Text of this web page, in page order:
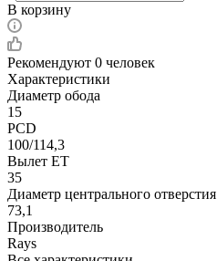
В корзину
Рекомендуют 0 человек
Характеристики
Диаметр обода
15
PCD
100/114,3
Вылет ET
35
Диаметр центрального отверстия
73,1
Производитель
Rays